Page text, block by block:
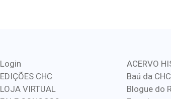
Login
EDIÇÕES CHC
LOJA VIRTUAL
ACERVO
Baú da CHC
Blogue do